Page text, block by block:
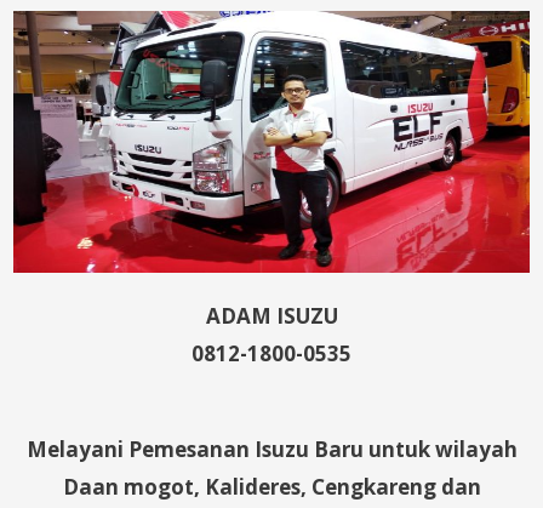
ADAM ISUZU
0812-1800-0535
Melayani Pemesanan Isuzu Baru untuk wilayah
Daan mogot, Kalideres, Cengkareng dan